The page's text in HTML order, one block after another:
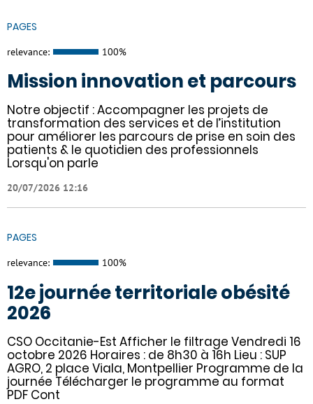
PAGES
relevance: 100%
Mission innovation et parcours
Notre objectif : Accompagner les projets de
transformation des services et de l’institution
pour améliorer les parcours de prise en soin des
patients & le quotidien des professionnels
Lorsqu'on parle
20/07/2026 12:16
PAGES
relevance: 100%
12e journée territoriale obésité
2026
CSO Occitanie-Est Afficher le filtrage Vendredi 16
octobre 2026 Horaires : de 8h30 à 16h Lieu : SUP
AGRO, 2 place Viala, Montpellier Programme de la
journée Télécharger le programme au format
PDF Cont